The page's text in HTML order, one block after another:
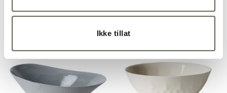
Ikke tillat
RELATERTE PRODUKTER
ønskeliste
ønskeliste